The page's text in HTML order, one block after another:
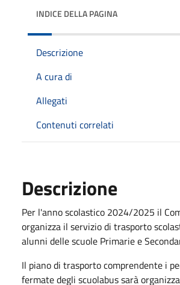
INDICE DELLA PAGINA
Descrizione
A cura di
Allegati
Contenuti correlati
Descrizione
Per l'anno scolastico 2024/2025 il
organizza il servizio di trasporto
alunni delle scuole Primarie e
Il piano di trasporto comprendente i
fermate degli scuolabus sarà